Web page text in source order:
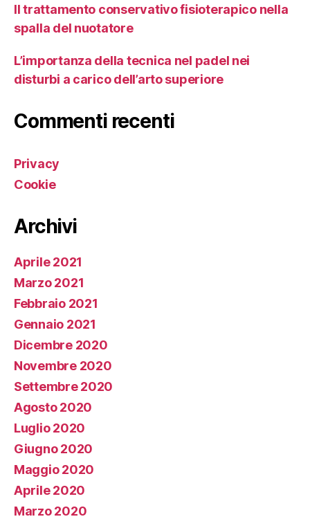
Il trattamento conservativo fisioterapico nella
spalla del nuotatore
L’importanza della tecnica nel padel nei
disturbi a carico dell’arto superiore
Commenti recenti
Privacy
Cookie
Archivi
Aprile 2021
Marzo 2021
Febbraio 2021
Gennaio 2021
Dicembre 2020
Novembre 2020
Settembre 2020
Agosto 2020
Luglio 2020
Giugno 2020
Maggio 2020
Aprile 2020
Marzo 2020